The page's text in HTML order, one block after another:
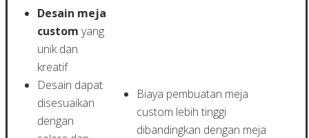
Desain meja
custom yang
unik dan
kreatif
Desain dapat
disesuaikan
dengan
Biaya pembuatan meja
custom lebih tinggi
dibandingkan dengan meja